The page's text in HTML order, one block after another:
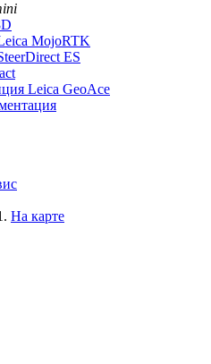
MojoRTK
ES
Leica GeoAce
На карте